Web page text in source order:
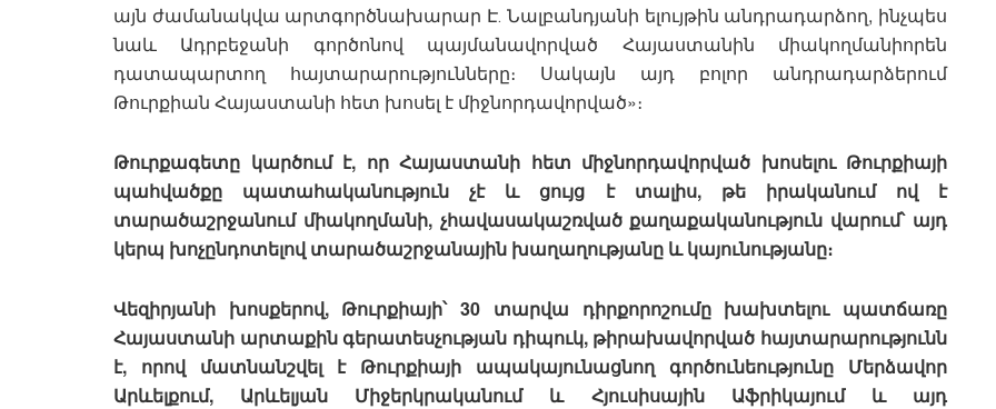
այն ժամանակվա արտգործնախարար Է․ Նալբանդյանի ելույթին անդրադարձող, ինչպես
նաև Ադրբեջանի գործոնով պայմանավորված Հայաստանին միակողմանիորեն
դատապարտող հայտարարությունները։ Սակայն այդ բոլոր անդրադարձերում
Թուրքիան Հայաստանի հետ խոսել է միջնորդավորված»։
Թուրքագետը կարծում է, որ Հայաստանի հետ միջնորդավորված խոսելու Թուրքիայի
պահվածքը պատահականություն չէ և ցույց է տալիս, թե իրականում ով է
տարածաշրջանում միակողմանի, չհավասակաշռված քաղաքականություն վարում՝ այդ
կերպ խոչընդոտելով տարածաշրջանային խաղաղությանը և կայունությանը։
Վեզիրյանի խոսքերով, Թուրքիայի՝ 30 տարվա դիրքորոշումը խախտելու պատճառը
Հայաստանի արտաքին գերատեսչության դիպուկ, թիրախավորված հայտարարությունն
է, որով մատնանշվել է Թուրքիայի ապակայունացնող գործունեությունը Մերձավոր
Արևելքում, Արևելյան Միջերկրականում և Հյուսիսային Աֆրիկայում և այդ